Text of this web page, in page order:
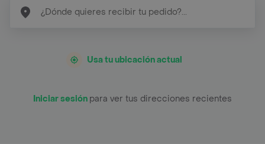
Usa tu ubicación actual
Iniciar sesión para ver tus direcciones recientes